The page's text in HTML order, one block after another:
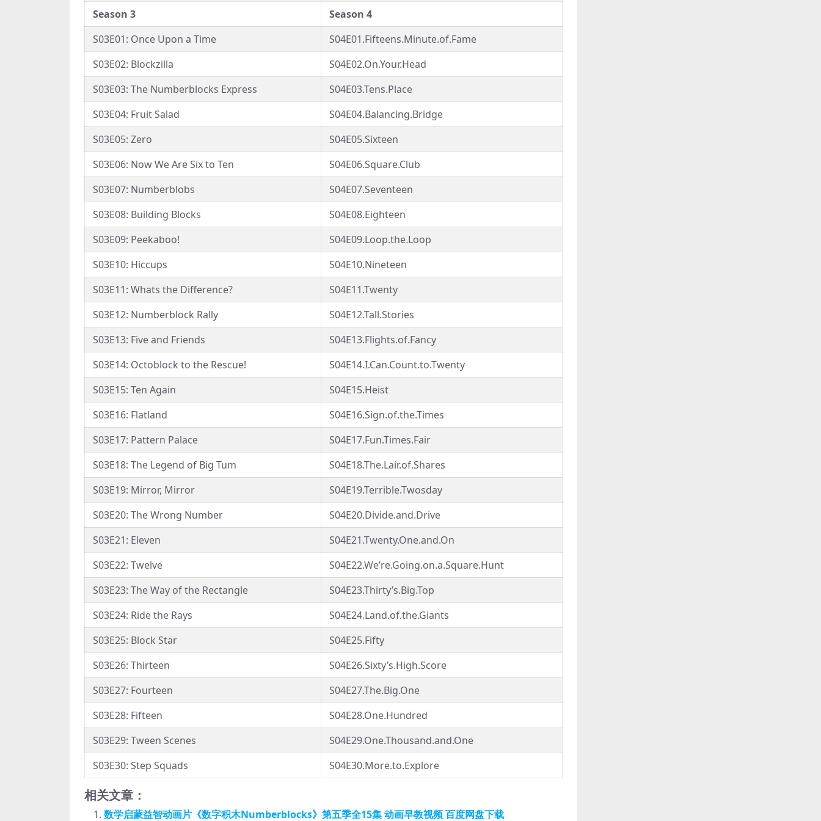
Season 3
Season 4
S03E01: Once Upon a Time
S04E01.Fifteens.Minute.of.Fame
S03E02: Blockzilla
S04E02.On.Your.Head
S03E03: The Numberblocks Express
S04E03.Tens.Place
S03E04: Fruit Salad
S04E04.Balancing.Bridge
S03E05: Zero
S04E05.Sixteen
S03E06: Now We Are Six to Ten
S04E06.Square.Club
S03E07: Numberblobs
S04E07.Seventeen
S03E08: Building Blocks
S04E08.Eighteen
S03E09: Peekaboo!
S04E09.Loop.the.Loop
S03E10: Hiccups
S04E10.Nineteen
S03E11: Whats the Difference?
S04E11.Twenty
S03E12: Numberblock Rally
S04E12.Tall.Stories
S03E13: Five and Friends
S04E13.Flights.of.Fancy
S03E14: Octoblock to the Rescue!
S04E14.I.Can.Count.to.Twenty
S03E15: Ten Again
S04E15.Heist
S03E16: Flatland
S04E16.Sign.of.the.Times
S03E17: Pattern Palace
S04E17.Fun.Times.Fair
S03E18: The Legend of Big Tum
S04E18.The.Lair.of.Shares
S03E19: Mirror, Mirror
S04E19.Terrible.Twosday
S03E20: The Wrong Number
S04E20.Divide.and.Drive
S03E21: Eleven
S04E21.Twenty.One.and.On
S03E22: Twelve
S04E22.We’re.Going.on.a.Square.Hunt
S03E23: The Way of the Rectangle
S04E23.Thirty’s.Big.Top
S03E24: Ride the Rays
S04E24.Land.of.the.Giants
S03E25: Block Star
S04E25.Fifty
S03E26: Thirteen
S04E26.Sixty’s.High.Score
S03E27: Fourteen
S04E27.The.Big.One
S03E28: Fifteen
S04E28.One.Hundred
S03E29: Tween Scenes
S04E29.One.Thousand.and.One
S03E30: Step Squads
S04E30.More.to.Explore
相关文章：
数学启蒙益智动画片《数字积木Numberblocks》第五季全15集 动画早教视频 百度网盘下载